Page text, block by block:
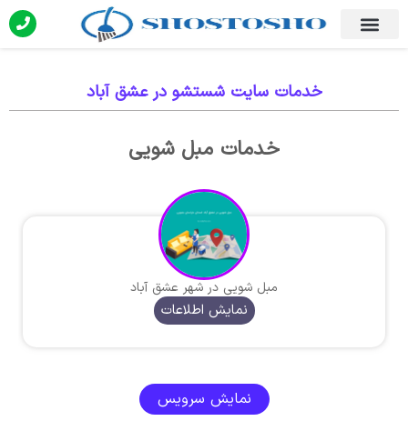
خدمات سایت شستشو در عشق آباد
خدمات مبل شویی
مبل شویی در شهر عشق آباد
نمایش اطلاعات
نمایش سرویس